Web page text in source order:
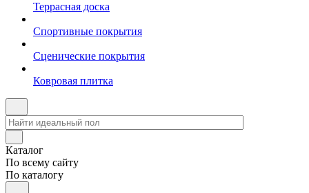
Террасная доска
Спортивные покрытия
Сценические покрытия
Ковровая плитка
Каталог
По всему сайту
По каталогу